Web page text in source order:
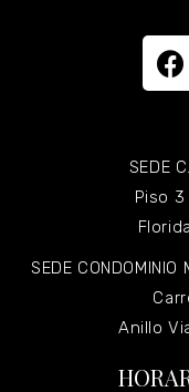
SEDE
Piso
SEDE CONDOMINIO
Anillo